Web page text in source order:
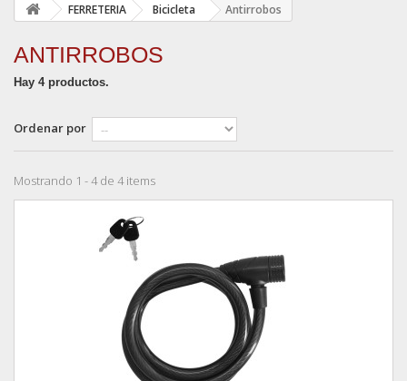
FERRETERIA Bicicleta Antirrobos
ANTIRROBOS
Hay 4 productos.
Ordenar por
Mostrando 1 - 4 de 4 items